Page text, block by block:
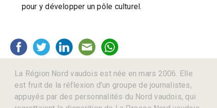
pour y développer un pôle culturel.
La Région Nord vaudois est née en mars 2006. Elle
est fruit de la réflexion d’un groupe de journalistes,
appuyés par des personnalités du Nord vaudois, qui